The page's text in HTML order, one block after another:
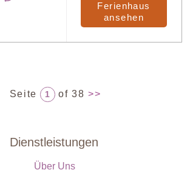
Ferienhaus
ansehen
Seite 1 of 38 >>
Dienstleistungen
Über Uns